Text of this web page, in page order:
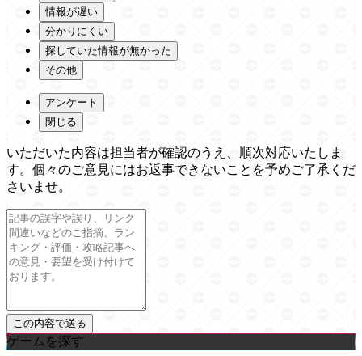
情報が遅い
分かりにくい
探していた情報が無かった
その他
アンケート
閉じる
いただいた内容は担当者が確認のうえ、順次対応いたしま
す。個々のご意見にはお返事できないことを予めご了承くだ
さいませ。
ゲームを探す